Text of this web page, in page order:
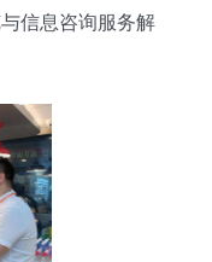
信息咨询服务解